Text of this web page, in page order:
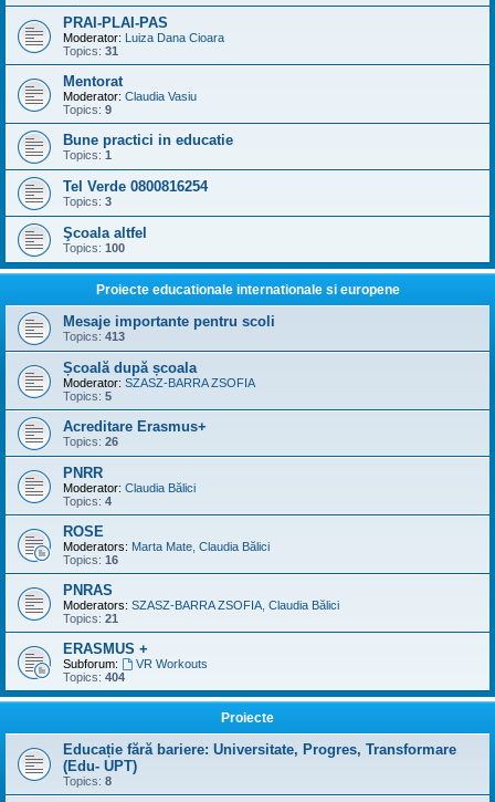
PRAI-PLAI-PAS
Moderator: Luiza Dana Cioara
Topics: 31
Mentorat
Moderator: Claudia Vasiu
Topics: 9
Bune practici in educatie
Topics: 1
Tel Verde 0800816254
Topics: 3
Şcoala altfel
Topics: 100
Proiecte educationale internationale si europene
Mesaje importante pentru scoli
Topics: 413
Școală după școala
Moderator: SZASZ-BARRA ZSOFIA
Topics: 5
Acreditare Erasmus+
Topics: 26
PNRR
Moderator: Claudia Bălici
Topics: 4
ROSE
Moderators: Marta Mate Claudia Bălici
Topics: 16
PNRAS
Moderators: SZASZ-BARRA ZSOFIA Claudia Bălici
Topics: 21
ERASMUS +
Subforum:
VR Workouts
Topics: 404
Proiecte
Educație fără bariere: Universitate, Progres, Transformare
(Edu- UPT)
Topics: 8